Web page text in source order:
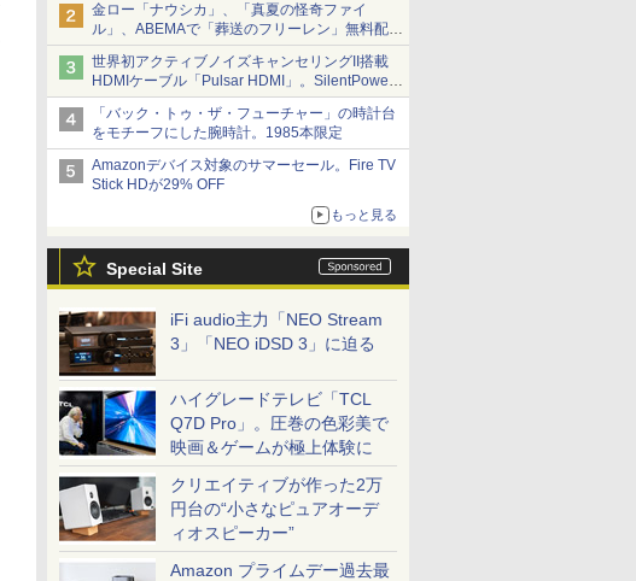
金ロー「ナウシカ」、「真夏の怪奇ファイ
ル」、ABEMAで「葬送のフリーレン」無料配信
など。夏の特番・配信情報
世界初アクティブノイズキャンセリングII搭載
HDMIケーブル「Pulsar HDMI」。SilentPower
から
「バック・トゥ・ザ・フューチャー」の時計台
をモチーフにした腕時計。1985本限定
Amazonデバイス対象のサマーセール。Fire TV
Stick HDが29% OFF
もっと見る
Special Site
iFi audio主力「NEO Stream
3」「NEO iDSD 3」に迫る
ハイグレードテレビ「TCL
Q7D Pro」。圧巻の色彩美で
映画＆ゲームが極上体験に
クリエイティブが作った2万
円台の“小さなピュアオーデ
ィオスピーカー”
Amazon プライムデー過去最